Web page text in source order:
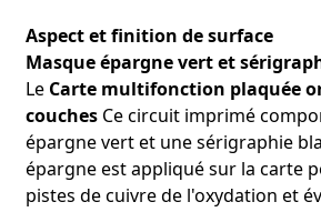
Aspect et finition de surface
Masque épargne vert et
Le Carte multifonction plaquée
couchesCe circuit imprimé
épargne vert et une sérigraphie
épargne est appliqué sur la carte
pistes de cuivre de l'oxydation et